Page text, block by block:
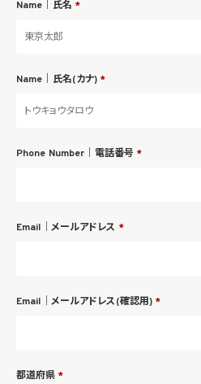
Name｜氏名 *
Name｜氏名(カナ) *
Phone Number｜電話番号 *
Email｜メールアドレス *
Email｜メールアドレス(確認用) *
都道府県 *